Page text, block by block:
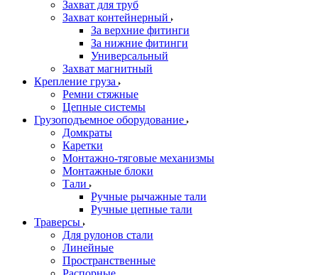
Захват для труб
Захват контейнерный
За верхние фитинги
За нижние фитинги
Универсальный
Захват магнитный
Крепление груза
Ремни стяжные
Цепные системы
Грузоподъемное оборудование
Домкраты
Каретки
Монтажно-тяговые механизмы
Монтажные блоки
Тали
Ручные рычажные тали
Ручные цепные тали
Траверсы
Для рулонов стали
Линейные
Пространственные